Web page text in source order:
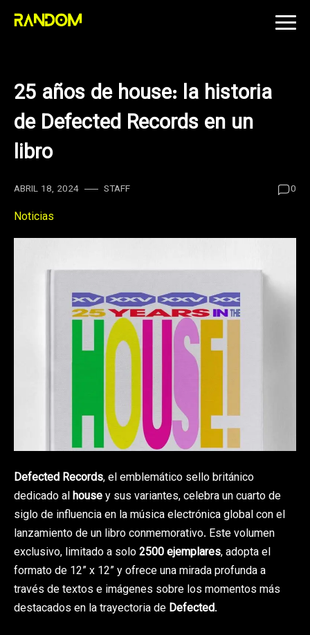
Skip
25 años de house: la historia
de Defected Records en un
libro
ABRIL 18, 2024 STAFF 0
Noticias
Defected Records, el emblemático sello británico
dedicado alhousey sus variantes, celebra un cuarto de
siglo de influencia en la música electrónica global con el
lanzamiento de un libro conmemorativo. Este volumen
exclusivo, limitado a solo2500 ejemplares, adopta el
formato de 12” x 12” y ofrece una mirada profunda a
través de textos e imágenes sobre los momentos más
destacados en la trayectoria de Defected.